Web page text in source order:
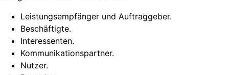
Leistungsempfänger und Auftraggeber.
Beschäftigte.
Interessenten.
Kommunikationspartner.
Nutzer.